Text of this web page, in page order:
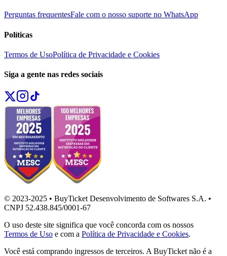
Perguntas frequentesFale com o nosso suporte no WhatsApp
Políticas
Termos de UsoPolítica de Privacidade e Cookies
Siga a gente nas redes sociais
© 2023-2025 • BuyTicket Desenvolvimento de Softwares S.A. •
CNPJ 52.438.845/0001-67
O uso deste site significa que você concorda com os nossos
Termos de Uso e com a Política de Privacidade e Cookies.
Você está comprando ingressos de terceiros. A BuyTicket não é a